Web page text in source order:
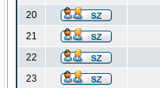
20
21
22
23